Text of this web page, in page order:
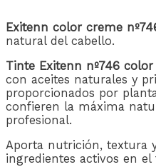
Exitenn color creme
natural del cabello.
Tinte Exitenn nº746
con aceites naturales y
proporcionados por
confieren la máxima
profesional.
Aporta nutrición, textura
ingredientes activos en